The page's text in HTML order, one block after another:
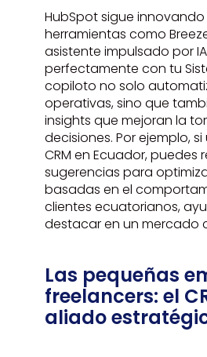
HubSpot sigue
herramientas como
asistente impulsado por
perfectamente con tu
copiloto no solo
operativas, sino que
insights que mejoran la
decisiones. Por ejemplo,
CRM en Ecuador, puedes
sugerencias para
basadas en el
clientes ecuatorianos,
destacar en un mercado
Las pequeñas
freelancers: el
aliado